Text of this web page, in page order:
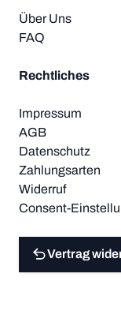
Über Uns
FAQ
Rechtliches
Impressum
AGB
Datenschutz
Zahlungsarten
Widerruf
Consent-
Vertrag